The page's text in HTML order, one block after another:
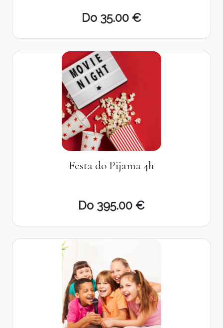
Do 35.00 €
Festa do Pijama 4h
Do 395.00 €